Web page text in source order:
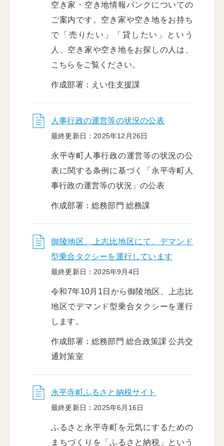
空き家・空き地情報バンクについての
ご案内です。空き家や空き地をお持ち
で「売りたい」「貸したい」という
人、空き家や空き地をお探しの人は、
こちらをご覧ください。
作成部署：えい住支援課
人事行政の運営等の状況の公表
最終更新日：2025年12月26日
永平寺町人事行政の運営等の状況の公
表に関する条例に基づく「永平寺町人
事行政の運営等の状況」の公表
作成部署：総務部門 総務課
御陵地区、上志比地区にて、デマンド
型乗合タクシーを運行しています
最終更新日：2025年9月4日
令和7年10月1日から御陵地区、上志比
地区でデマンド型乗合タクシーを運行
します。
作成部署：総務部門 総合政策課 公共交
通対策室
永平寺町ふるさと納税サイト
最終更新日：2025年6月16日
ふるさと永平寺町を元気にするための
まちづくりを「ふるさと納税」という